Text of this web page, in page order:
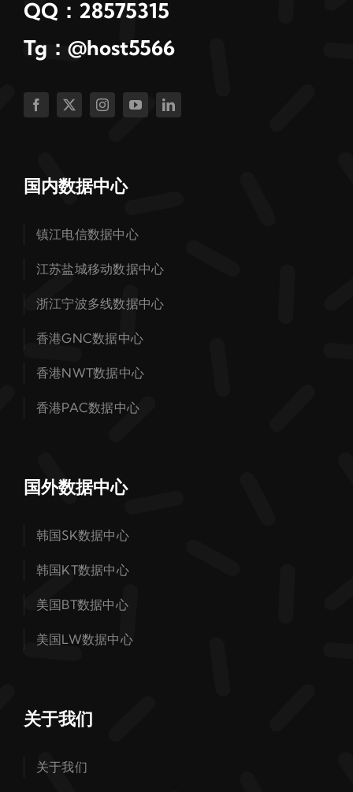
QQ：28575315
Tg：@host5566
国内数据中心
镇江电信数据中心
江苏盐城移动数据中心
浙江宁波多线数据中心
香港GNC数据中心
香港NWT数据中心
香港PAC数据中心
国外数据中心
韩国SK数据中心
韩国KT数据中心
美国BT数据中心
美国LW数据中心
关于我们
关于我们